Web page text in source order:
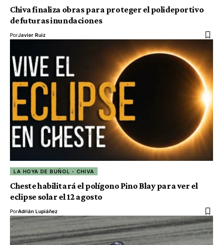
Chiva finaliza obras para proteger el polideportivo
de futuras inundaciones
PorJavier Ruiz
LA HOYA DE BUÑOL - CHIVA
Cheste habilitará el polígono Pino Blay para ver el
eclipse solar el 12 agosto
PorAdrián Lupiáñez